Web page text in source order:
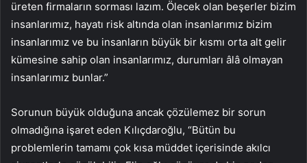
üreten firmaların sorması lazım. Ölecek olan beşerler bizim
insanlarımız, hayatı risk altında olan insanlarımız bizim
insanlarımız ve bu insanların büyük bir kısmı orta alt gelir
kümesine sahip olan insanlarımız, durumları âlâ olmayan
insanlarımız bunlar.”
Sorunun büyük olduğuna ancak çözülemez bir sorun
olmadığına işaret eden Kılıçdaroğlu, “Bütün bu
problemlerin tamamı çok kısa müddet içerisinde akılcı